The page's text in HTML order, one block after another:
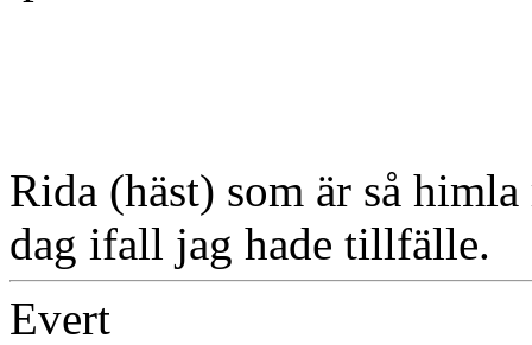
Rida (häst) som är så
dag ifall jag hade tillfälle.
Evert